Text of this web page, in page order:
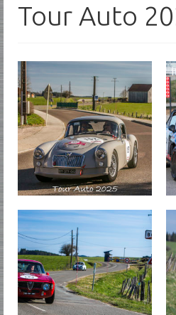
Tour Auto